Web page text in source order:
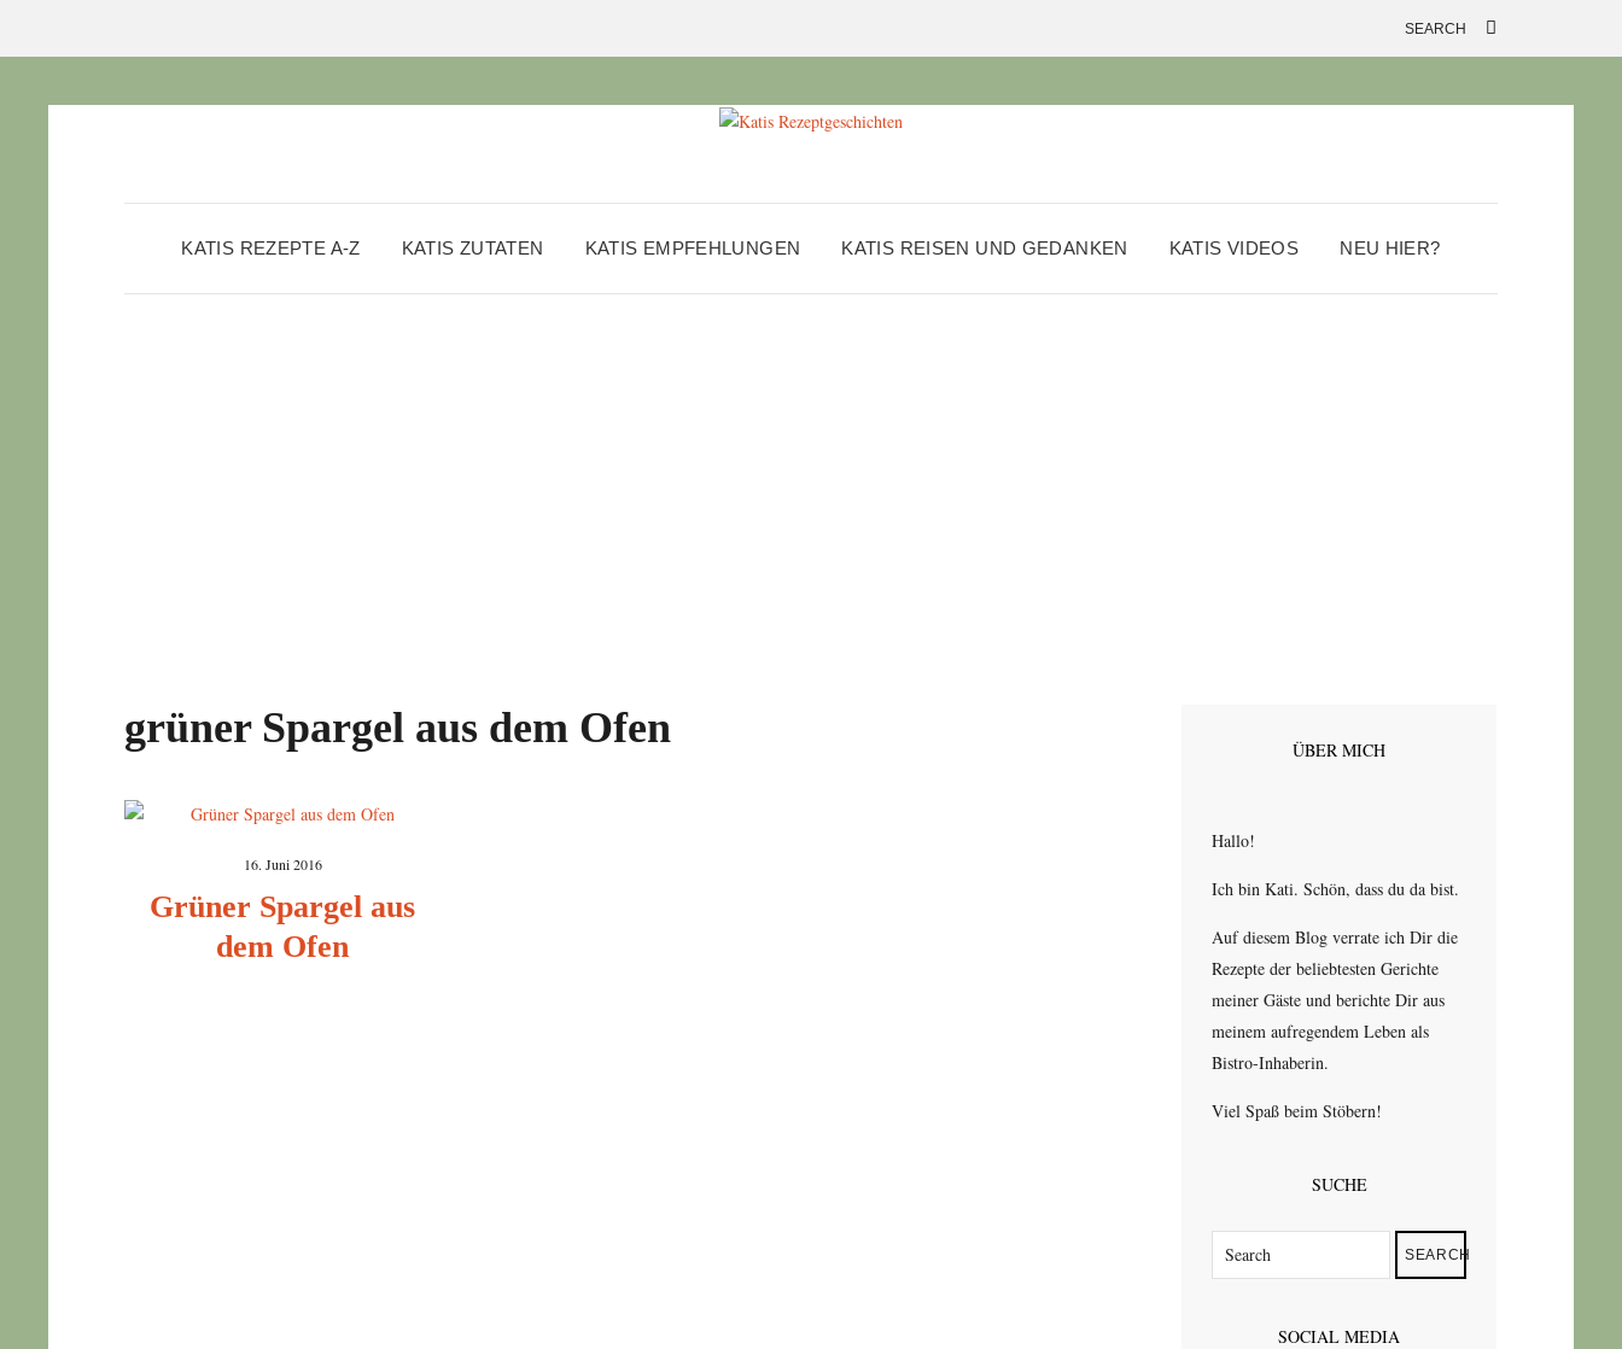
KATIS REZEPTE A-Z KATIS ZUTATEN KATIS EMPFEHLUNGEN KATIS REISEN UND GEDANKEN KATIS VIDEOS NEU HIER?
grüner Spargel aus dem Ofen
16. Juni 2016
Grüner Spargel aus
dem Ofen
ÜBER MICH
Hallo!
Ich bin Kati. Schön, dass du da bist.
Auf diesem Blog verrate ich Dir die
Rezepte der beliebtesten Gerichte
meiner Gäste und berichte Dir aus
meinem aufregendem Leben als
Bistro-Inhaberin.
Viel Spaß beim Stöbern!
SUCHE
SEARCH
SOCIAL MEDIA